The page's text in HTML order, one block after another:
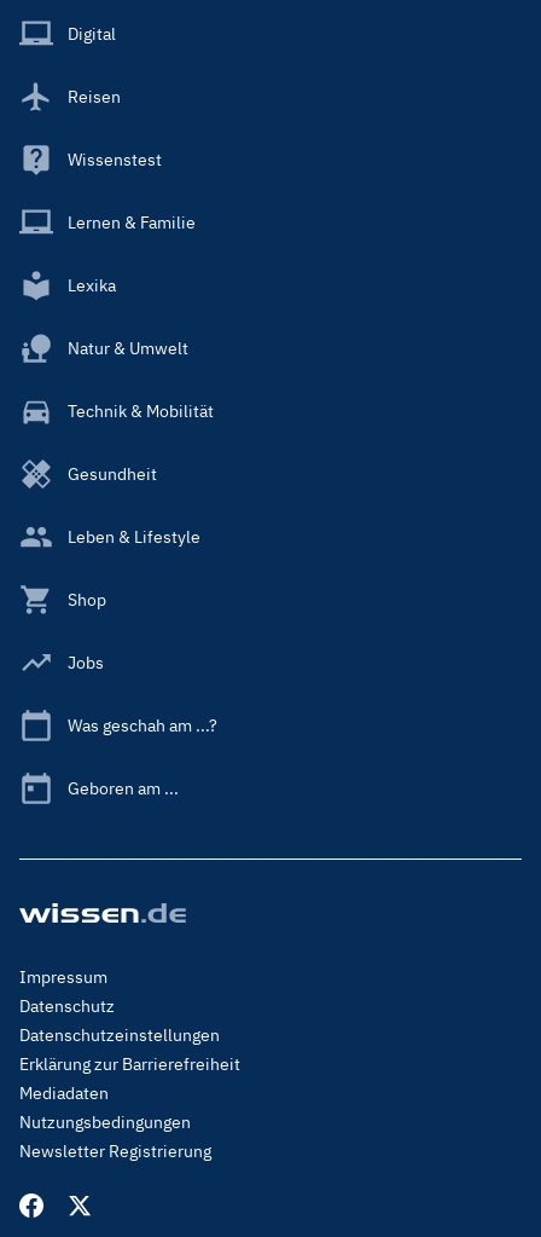
Main
Digital
Reisen
Wissenstest
Lernen & Familie
Lexika
Natur & Umwelt
Technik & Mobilität
Gesundheit
Leben & Lifestyle
Shop
Jobs
Was geschah am ...?
Geboren am ...
Footer
Menu
Legal
Impressum
Datenschutz
Datenschutzeinstellungen
Erklärung zur Barrierefreiheit
Mediadaten
Nutzungsbedingungen
Newsletter Registrierung